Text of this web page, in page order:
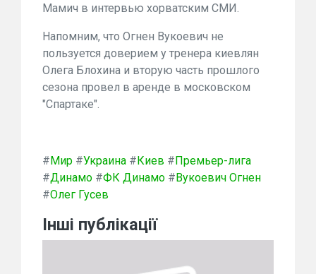
Мамич в интервью хорватским СМИ.
Напомним, что Огнен Вукоевич не
пользуется доверием у тренера киевлян
Олега Блохина и вторую часть прошлого
сезона провел в аренде в московском
"Спартаке".
#Мир #Украина #Киев #Премьер-лига
#Динамо #ФК Динамо #Вукоевич Огнен
#Олег Гусев
Інші публікації